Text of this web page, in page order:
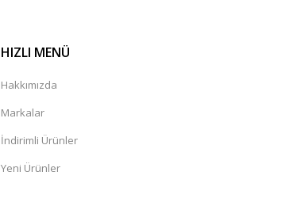
HIZLI MENÜ
Hakkımızda
Markalar
İndirimli Ürünler
Yeni Ürünler